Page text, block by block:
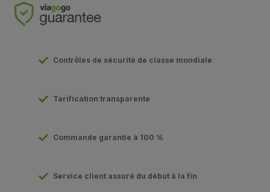
Contrôles de sécurité de classe mondiale
Tarification transparente
Commande garantie à 100 %
Service client assuré du début à la fin